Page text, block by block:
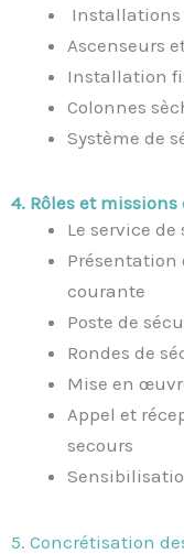
Installations
Ascenseurs
Installation
Colonnes
Système de
4. Rôles et
Le service de
Présentation
courante
Poste de
Rondes de
Mise en
Appel et
secours
5. Concrétisation